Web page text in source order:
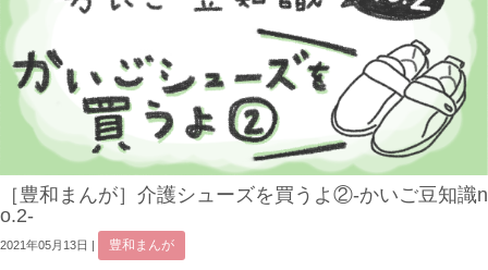
［豊和まんが］介護シューズを買うよ②-かいご豆知識n
o.2-
2021年05月13日 豊和まんが